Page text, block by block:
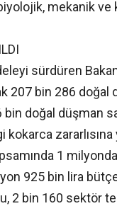
mekanik
sürdüren
207 bin 286
doğal düşman
1
925 bin lira bütçe
2 bin 160 sektör